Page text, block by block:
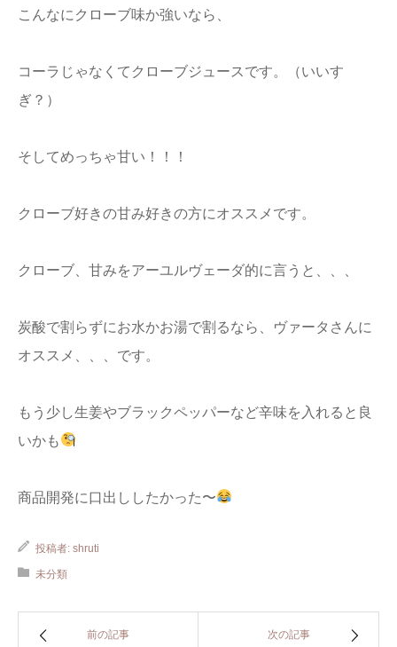
こんなにクローブ味か強いなら、
コーラじゃなくてクローブジュースです。（いいす
ぎ？）
そしてめっちゃ甘い！！！
クローブ好きの甘み好きの方にオススメです。
クローブ、甘みをアーユルヴェーダ的に言うと、、、
炭酸で割らずにお水かお湯で割るなら、ヴァータさんに
オススメ、、、です。
もう少し生姜やブラックペッパーなど辛味を入れると良
いかも
商品開発に口出ししたかった〜
投稿者: shruti
未分類
前の記事 次の記事